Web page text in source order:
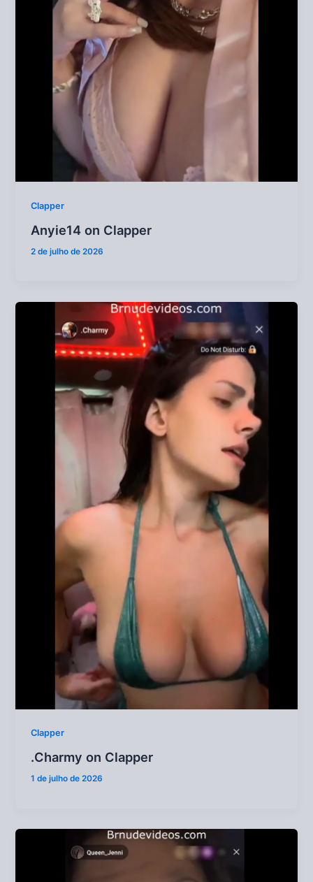
Clapper
Anyie14 on Clapper
2 de julho de 2026
Clapper
.Charmy on Clapper
1 de julho de 2026